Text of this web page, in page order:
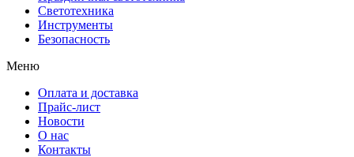
Светотехника
Инструменты
Безопасность
Меню
Оплата и доставка
Прайс-лист
Новости
О нас
Контакты